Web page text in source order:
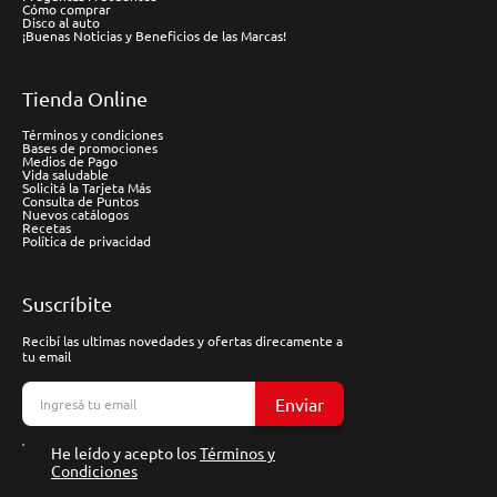
Cómo comprar
Disco al auto
¡Buenas Noticias y Beneficios de las Marcas!
Tienda Online
Términos y condiciones
Bases de promociones
Medios de Pago
Vida saludable
Solicitá la Tarjeta Más
Consulta de Puntos
Nuevos catálogos
Recetas
Política de privacidad
Suscríbite
Recibí las ultimas novedades y ofertas direcamente a
tu email
Enviar
He leído y acepto losTérminos y
Condiciones